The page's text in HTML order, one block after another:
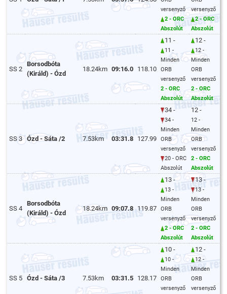
versenyző
2 - ORC
Abszolút
versenyző
2 - ORC
Abszolút
SS 2
Borsodbóta
(Királd) - Ózd
18.24km 09:16.0 118.10
11 -
11 -
Minden
ORB
versenyző
2 - ORC
Abszolút
12 -
12 -
Minden
ORB
versenyző
2 - ORC
Abszolút
SS 3 Ózd - Sáta /2 7.53km 03:31.8 127.99
34 -
34 -
Minden
ORB
versenyző
20 - ORC
Abszolút
12 -
12 -
Minden
ORB
versenyző
2 - ORC
Abszolút
SS 4
Borsodbóta
(Királd) - Ózd
18.24km 09:07.8 119.87
13 -
13 -
Minden
ORB
versenyző
2 - ORC
Abszolút
13 -
13 -
Minden
ORB
versenyző
2 - ORC
Abszolút
SS 5 Ózd - Sáta /3 7.53km 03:31.5 128.17
10 -
10 -
Minden
ORB
versenyző
12 -
12 -
Minden
ORB
versenyző